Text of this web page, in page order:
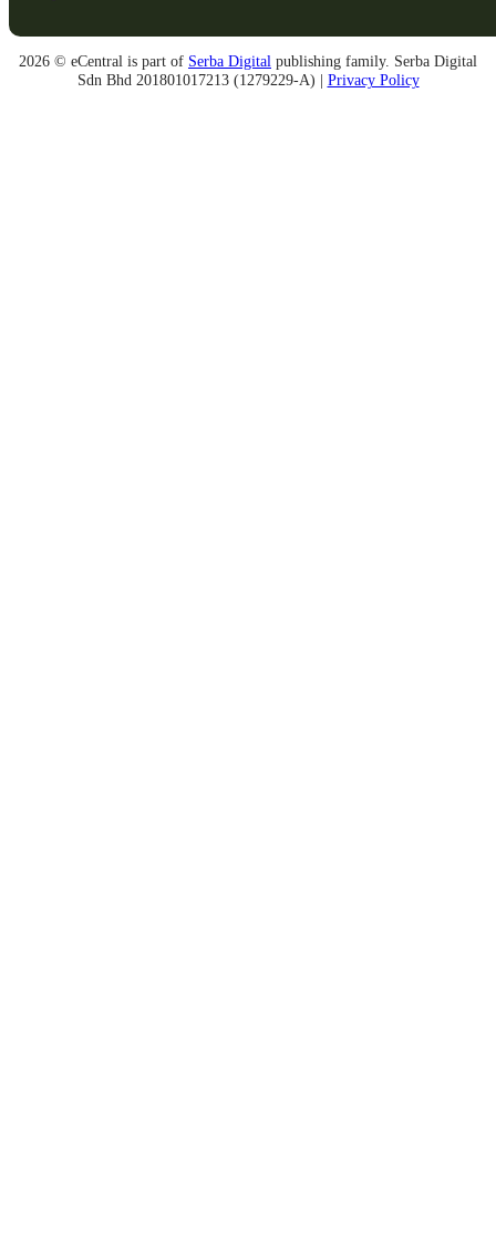
2026 © eCentral is part of Serba Digital publishing family. Serba Digital
Sdn Bhd 201801017213 (1279229-A) | Privacy Policy